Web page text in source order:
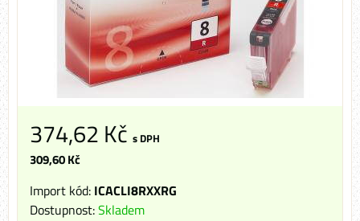
374,62 Kč s DPH
309,60 Kč
Import kód: ICACLI8RXXRG
Dostupnost:Skladem